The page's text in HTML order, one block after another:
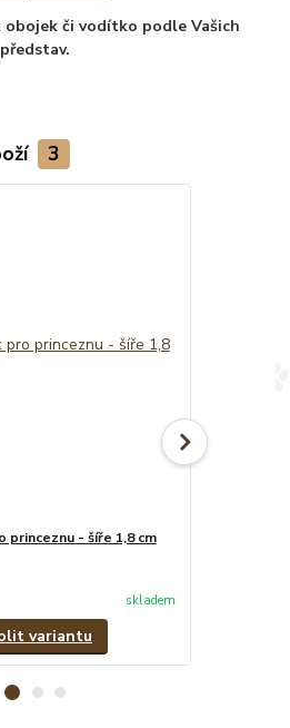
či vodítko podle Vašich
představ.
3
princeznu - šíře 1,8 cm
skladem
variantu